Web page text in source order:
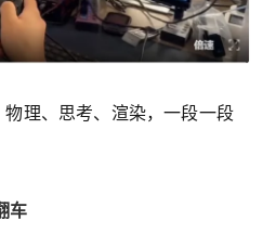
理、思考、渲染，一段一段
车